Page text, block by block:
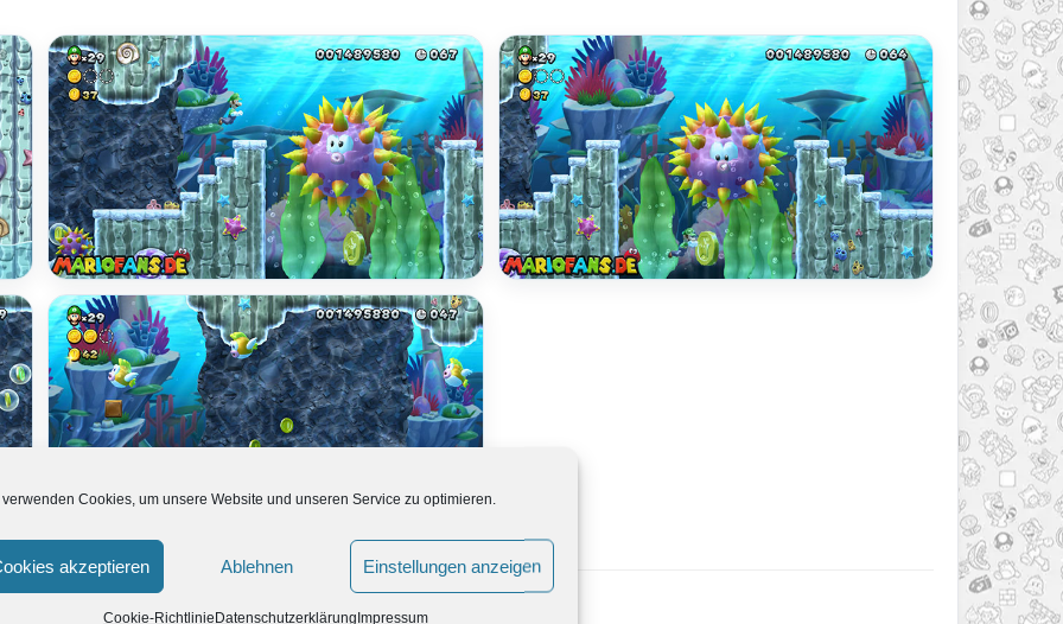
verwenden Cookies, um unsere Website und unseren Service zu optimieren.
akzeptieren Ablehnen Einstellungen anzeigen
Cookie-RichtlinieDatenschutzerklärungImpressum
Durchlöchert im Turm der Dornensäulen